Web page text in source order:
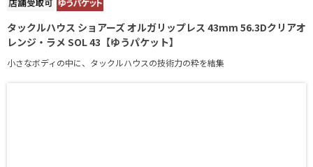
タックルハウス ショアーズ オルガリップレス 43mm 56.3Dクリアオ
レンジ・ラメ SOL 43【ゆうパケット】
小さなボディの中に、タックルハウスの技術力の粋を結集